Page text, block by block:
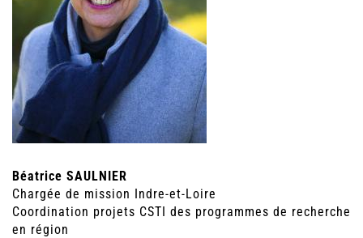
Béatrice SAULNIER
Chargée de mission Indre-et-Loire
Coordination projets CSTI des programmes de recherche
en région